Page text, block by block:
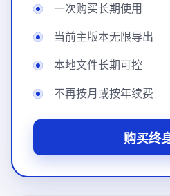
一次购买长期使用
当前主版本无限导出
本地文件长期可控
不再按月或按年续费
购买终